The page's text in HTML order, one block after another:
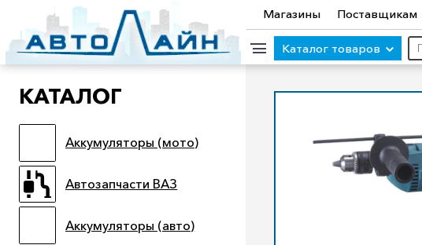
КАТЕГОРИИ ТОВАРОВ
Аккумуляторы (мото) Автозапчасти ВАЗ Аккумуляторы (авто)
Прицепы
Иномарки Мототехника
Электроинструмент и оснастка
Магазины Поставщикам
Каталог товаров
КАТАЛОГ
Аккумуляторы (мото)
Автозапчасти ВАЗ
Аккумуляторы (авто)